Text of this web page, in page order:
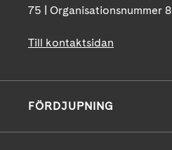
75 | Organisationsnummer
Till kontaktsidan
FÖRDJUPNING